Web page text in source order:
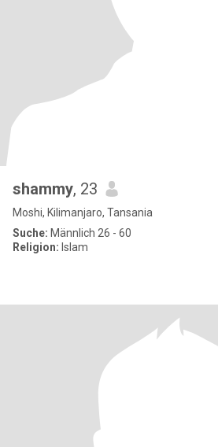
shammy, 23
Moshi, Kilimanjaro, Tansania
Suche: Männlich 26 - 60
Religion: Islam